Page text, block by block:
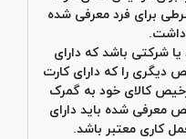
برای فرد معرفی شده
داشت.
شرکتی باشد که دارای
دیگری را که دارای کارت
کالای خود به گمرک
معرفی شده باید دارای
کاری معتبر باشد.